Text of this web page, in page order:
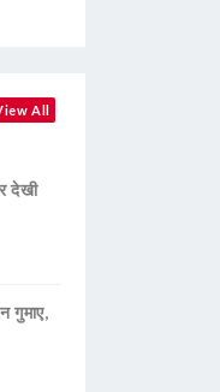
All
देखी
गुमाए,